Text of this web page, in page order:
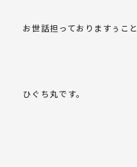
お世話担っておりますぅこと
ひぐち丸です。